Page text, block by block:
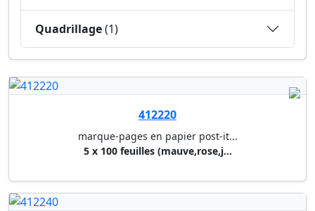
Quadrillage(1)
412220
marque-pages en papier post-it...
5 x 100 feuilles (mauve,rose,j...
412240